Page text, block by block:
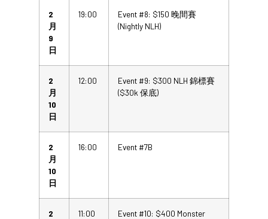
2
月
9
日
19:00
Event #8: $150 晚間賽
(Nightly NLH)
2
月
10
日
12:00
Event #9: $300 NLH 錦標賽
($30k 保底)
2
月
10
日
16:00 Event #7B
2
11:00
Event #10: $400 Monster